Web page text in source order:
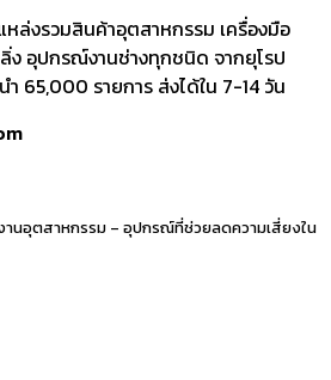
ล่งรวมสินค้าอุตสาหกรรม เครื่องมือ
ลิ่ง อุปกรณ์งานช่างทุกชนิด จากยุโรป
65,000 รายการ ส่งได้ใน 7-14 วัน
านอุตสาหกรรม – อุปกรณ์ที่ช่วยลดความเสี่ยงใน